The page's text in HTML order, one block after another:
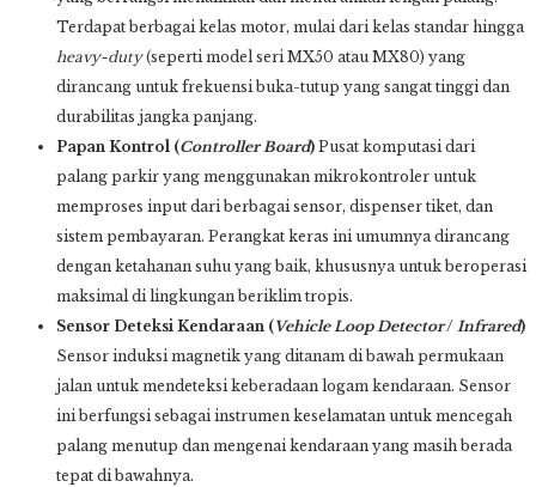
Terdapat berbagai kelas motor, mulai dari kelas standar hingga
heavy-duty(seperti model seri MX50 atau MX80) yang
dirancang untuk frekuensi buka-tutup yang sangat tinggi dan
durabilitas jangka panjang.
Papan Kontrol (Controller Board) Pusat komputasi dari
palang parkir yang menggunakan mikrokontroler untuk
memproses input dari berbagai sensor, dispenser tiket, dan
sistem pembayaran. Perangkat keras ini umumnya dirancang
dengan ketahanan suhu yang baik, khususnya untuk beroperasi
maksimal di lingkungan beriklim tropis.
Sensor Deteksi Kendaraan (Vehicle Loop Detector/ Infrared)
Sensor induksi magnetik yang ditanam di bawah permukaan
jalan untuk mendeteksi keberadaan logam kendaraan. Sensor
ini berfungsi sebagai instrumen keselamatan untuk mencegah
palang menutup dan mengenai kendaraan yang masih berada
tepat di bawahnya.